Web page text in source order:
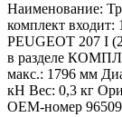
Наименование:
комплект входит:
PEUGEOT 207 I
в разделе
макс.: 1796 мм
кН Вес: 0,3 кг
OEM-номер